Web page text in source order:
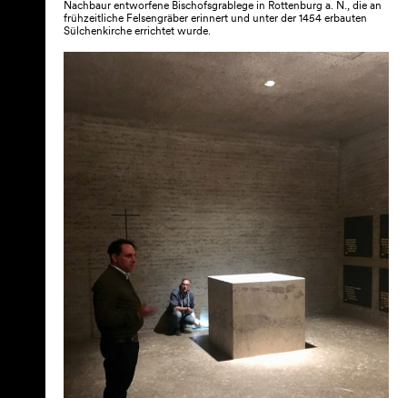
Nachbaur entworfene Bischofsgrablege in Rottenburg a. N., die an
frühzeitliche Felsengräber erinnert und unter der 1454 erbauten
Sülchenkirche errichtet wurde.